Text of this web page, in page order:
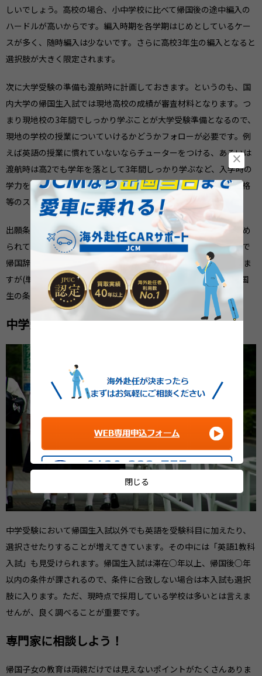
しいでしょう。高校の場合、小中学校に比べて帰国後の途中編入の
ハードルが高いからです。編入時期を各学期はじめとしているケー
スが多く、随時編入は少ないです。さらに高校3年生の編入となると
選択肢が大きく限定されます。
次に大学受験の準備も渡航時に計画しておきます。というのも、国
内大学の帰国生入試では現地高校の成績が審査材料となります。つ
まり現地校の3年間でしっかり学ぶことが大学受験準備となるので、
現地の学校の授業についていけるかどうかフォローが必要です。例
えば英語の授業に慣れていないならチューターをつける、あるいは
渡航時は高2でも学年を落として3年間しっかり学ぶなど、入学時の
学力を踏まえてスタートできるようにしましょう。同時に英語資格
等のスコアも受験で求められるので現地で準備しましょう。
出願条件についても現地就学期間、卒業要件などが学部ごとに定め
られているので前もって確認する必要があります。なお高校途中で
帰国辞令が出た場合、子どもだけ卒業まで滞在する選択肢もありま
すが(単身残留)、ビザの条件、費用、加えて大学入試における帰国
生の条件として認められるかどうか慎重に確認をしましょう。
中学受験における英語(選択)入試について
中学受験において帰国生入試以外でも英語を受験科目に加えたり、
選択させたりすることが増えてきています。その中には「英語1教科
入試」も見受けられます。帰国生入試は滞在○年以上、帰国後○年
以内の条件が課されるので、条件に合致しない場合は本入試も選択
肢に入ります。ただ、現時点で採用している学校は多いとは言えま
せんが、良く調べることが重要です。
専門家に相談しよう！
帰国子女の教育は両親だけでは見えないポイントがたくさんありま
×
閉じる